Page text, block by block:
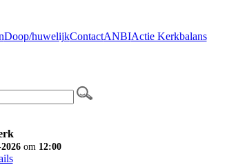
Doop/huwelijkContactANBIActie Kerkbalans
om 12:00